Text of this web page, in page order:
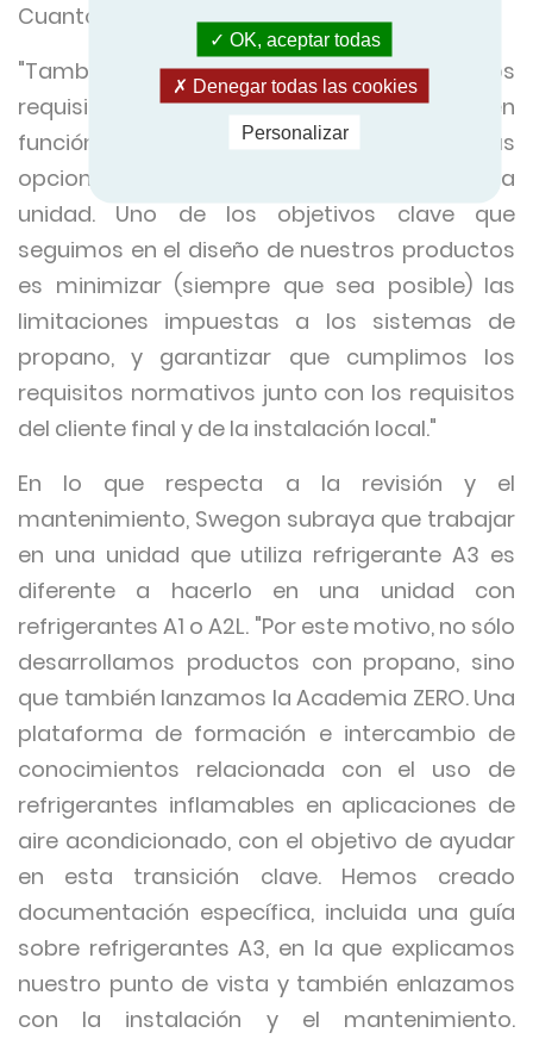
Cuanto antes, en este caso, mejor".
"También es importante subrayar que los
requisitos del emplazamiento variarán en
función del diseño del sistema y de las
opciones elegidas por el fabricante de la
unidad. Uno de los objetivos clave que
seguimos en el diseño de nuestros productos
es minimizar (siempre que sea posible) las
limitaciones impuestas a los sistemas de
propano, y garantizar que cumplimos los
requisitos normativos junto con los requisitos
del cliente final y de la instalación local."
En lo que respecta a la revisión y el
mantenimiento, Swegon subraya que trabajar
en una unidad que utiliza refrigerante A3 es
diferente a hacerlo en una unidad con
refrigerantes A1 o A2L. "Por este motivo, no sólo
desarrollamos productos con propano, sino
que también lanzamos la Academia ZERO. Una
plataforma de formación e intercambio de
conocimientos relacionada con el uso de
refrigerantes inflamables en aplicaciones de
aire acondicionado, con el objetivo de ayudar
en esta transición clave. Hemos creado
documentación específica, incluida una guía
sobre refrigerantes A3, en la que explicamos
nuestro punto de vista y también enlazamos
con la instalación y el mantenimiento.
OK, aceptar todas
Denegar todas las cookies
Personalizar